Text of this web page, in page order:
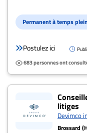
Permanent à temps plein
Postulez ici
683 personnes ont
litiges
Devimco
Brossard